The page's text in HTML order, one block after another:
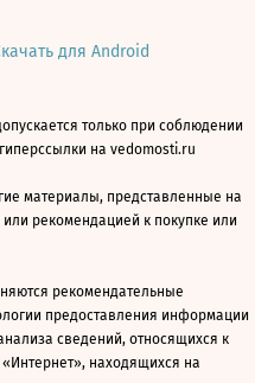
для Android
только при соблюдении
на vedomosti.ru
материалы, представленные на
рекомендацией к покупке или
рекомендательные
предоставления информации
сведений, относящихся к
находящихся на